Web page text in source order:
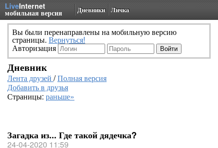
LiveInternet
мобильная версия Дневники Личка
Вы были перенаправлены на мобильную версию
страницы. Вернуться!
Авторизация
Дневник
Лента друзей /Полная версия
Добавить в друзья
Страницы: раньше»
Загадка из... Где такой дядечка?
24-04-2020 11:59